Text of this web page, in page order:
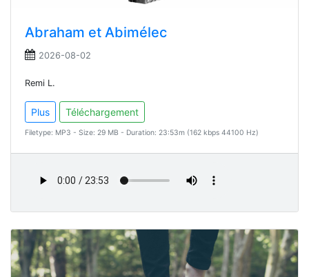
Abraham et Abimélec
2026-08-02
Remi L.
Plus Téléchargement
Filetype: MP3 - Size: 29 MB - Duration: 23:53m (162 kbps 44100 Hz)